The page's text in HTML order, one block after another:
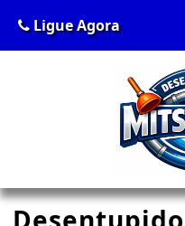
Ligue Agora